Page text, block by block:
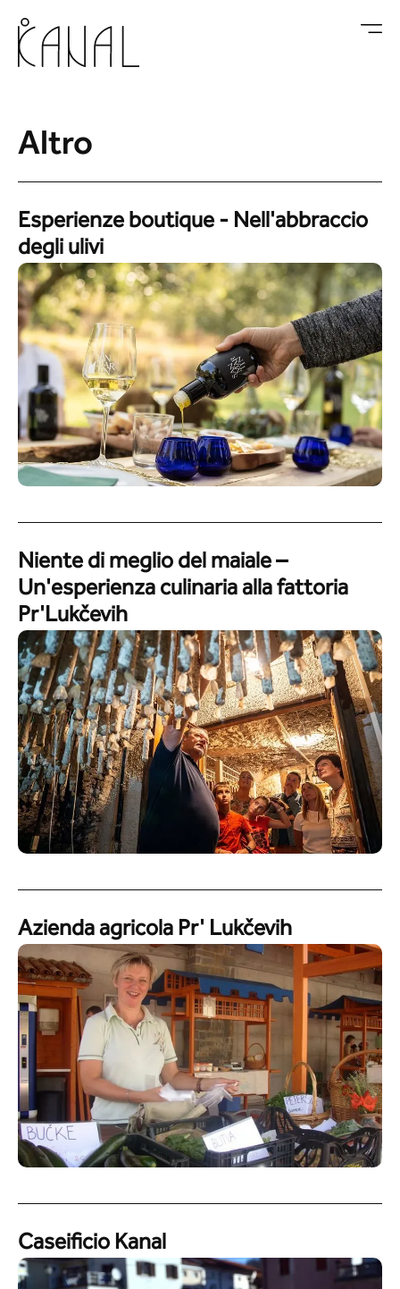
Altro
Esperienze boutique - Nell'abbraccio
degli ulivi
Niente di meglio del maiale –
Un'esperienza culinaria alla fattoria
Pr'Lukčevih
Azienda agricola Pr' Lukčevih
Caseificio Kanal